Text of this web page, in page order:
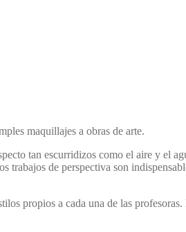
maquillajes a obras de arte.
tan escurridizos como el aire y el
trabajos de perspectiva son
propios a cada una de las